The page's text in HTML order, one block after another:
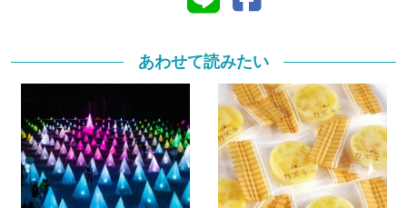
あわせて読みたい